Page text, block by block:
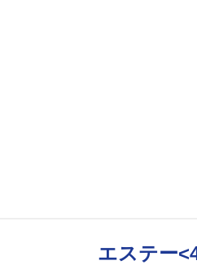
エステー